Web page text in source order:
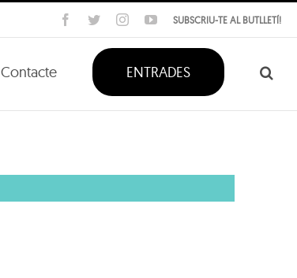
SUBSCRIU-TE AL BUTLLETÍ!
Facebook
TwitterInstagramYouTube
Contacte ENTRADES